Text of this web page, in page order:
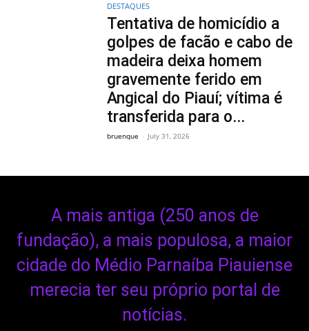
DESTAQUES
Tentativa de homicídio a
golpes de facão e cabo de
madeira deixa homem
gravemente ferido em
Angical do Piauí; vítima é
transferida para o...
bruenque - July 31, 2026
A mais antiga (250 anos de
fundação), a mais populosa, a maior
cidade do Médio Parnaíba Piauiense
merecia ter seu próprio portal de
notícias.